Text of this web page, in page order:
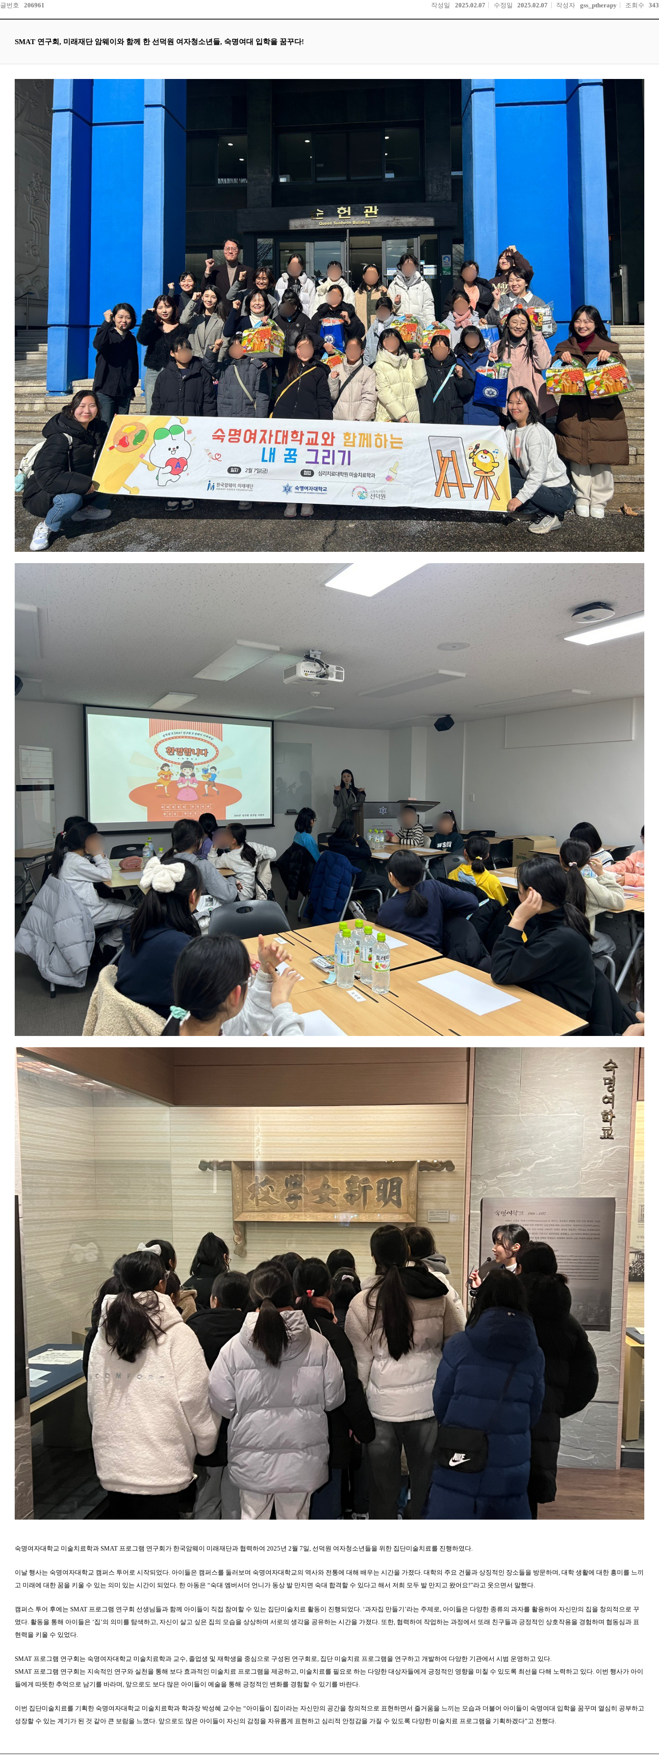
글번호 206961 작성일 2025.02.07 수정일 2025.02.07 작성자 gss_ptherapy 조회수 343
SMAT 연구회, 미래재단 암웨이와 함께 한 선덕원 여자청소년들, 숙명여대 입학을 꿈꾸다!
숙명여자대학교 미술치료학과 SMAT 프로그램 연구회가 한국암웨이 미래재단과 협력하여 2025년 2월 7일 선덕원 여자청소년들을 위한 집단미술치료를 진행하였다
이날 행사는 숙명여자대학교 캠퍼스 투어로 시작되었다 아이들은 캠퍼스를 둘러보며 숙명여자대학교의 역사와 전통에 대해 배우는 시간을 가졌다 대학의 주요 건물과 상징적인 장소들을 방문하며 대학 생활에 대한 흥미를 느끼
고 미래에 대한 꿈을 키울 수 있는 의미 있는 시간이 되었다 한 아동은 “숙대 엠버서더 언니가 동상 발 만지면 숙대 합격할 수 있다고 해서 저희 모두 발 만지고 왔어요 !”라고 웃으면서 말했다
캠퍼스 투어 후에는 SMAT 프로그램 연구회 선생님들과 함께 아이들이 직접 참여할 수 있는 집단미술치료 활동이 진행되었다 ‘과자집 만들기 ’라는 주제로 아이들은 다양한 종류의 과자를 활용하여 자신만의 집을 창의적으로 꾸
몄다 활동을 통해 아이들은 ‘집 ’의 의미를 탐색하고 자신이 살고 싶은 집의 모습을 상상하며 서로의 생각을 공유하는 시간을 가졌다 또한 협력하여 작업하는 과정에서 또래 친구들과 긍정적인 상호작용을 경험하며 협동심과 표
현력을 키울 수 있었다
SMAT 프로그램 연구회는 숙명여자대학교 미술치료학과 교수 졸업생 및 재학생을 중심으로 구성된 연구회로 집단 미술치료 프로그램을 연구하고 개발하여 다양한 기관에서 시범 운영하고 있다
SMAT 프로그램 연구회는 지속적인 연구와 실천을 통해 보다 효과적인 미술치료 프로그램을 제공하고 미술치료를 필요로 하는 다양한 대상자들에게 긍정적인 영향을 미칠 수 있도록 최선을 다해 노력하고 있다 이번 행사가 아이
들에게 따뜻한 추억으로 남기를 바라며 앞으로도 보다 많은 아이들이 예술을 통해 긍정적인 변화를 경험할 수 있기를 바란다
이번 집단미술치료를 기획한 숙명여자대학교 미술치료학과 학과장 박성혜 교수는 “아이들이 집이라는 자신만의 공간을 창의적으로 표현하면서 즐거움을 느끼는 모습과 더불어 아이들이 숙명여대 입학을 꿈꾸며 열심히 공부하고
성장할 수 있는 계기가 된 것 같아 큰 보람을 느꼈다 앞으로도 많은 아이들이 자신의 감정을 자유롭게 표현하고 심리적 안정감을 가질 수 있도록 다양한 미술치료 프로그램을 기획하겠다” 고 전했다